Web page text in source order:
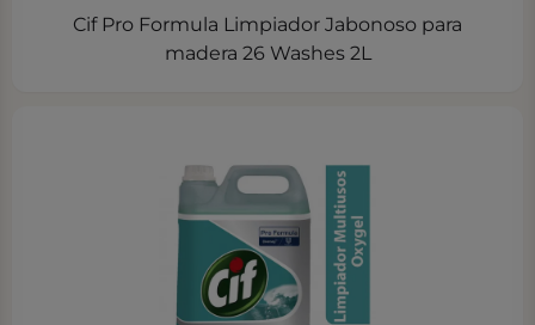
Cif Pro Formula Limpiador Jabonoso para
madera 26 Washes 2L